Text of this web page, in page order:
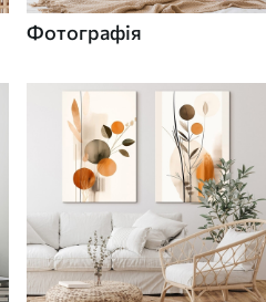
Фотографія